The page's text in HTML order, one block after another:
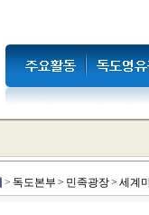
> 독도본부 > 민족광장> 세계